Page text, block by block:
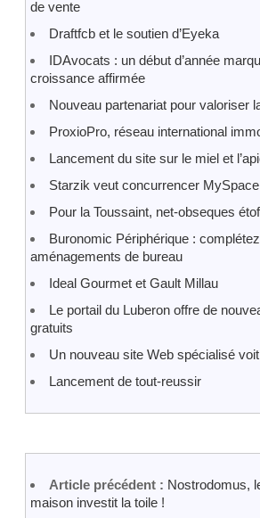
de vente
Draftfcb et le soutien d’Eyeka
IDAvocats : un début d’année
croissance affirmée
Nouveau partenariat pour valoriser
ProxioPro, réseau international
Lancement du site sur le miel et
Starzik veut concurrencer MySpace
Pour la Toussaint, net-obseques
Buronomic Périphérique :
aménagements de bureau
Ideal Gourmet et Gault Millau
Le portail du Luberon offre de
gratuits
Un nouveau site Web spécialisé
Lancement de tout-reussir
Article précédent : Nostrodomus,
maison investit la toile !